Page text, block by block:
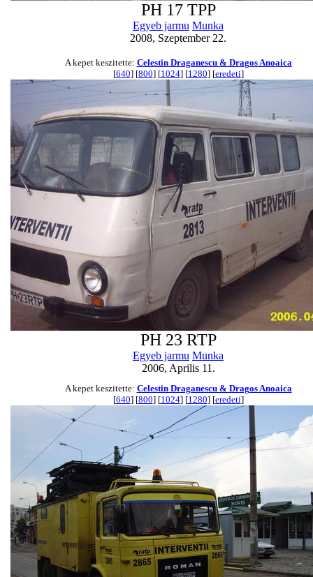
PH 17 TPP
Egyeb jarmu Munka
2008, Szeptember 22.
A kepet keszitette: Celestin Draganescu & Dragos Anoaica
[640] [800] [1024] [1280] [eredeti]
PH 23 RTP
Egyeb jarmu Munka
2006, Aprilis 11.
A kepet keszitette: Celestin Draganescu & Dragos Anoaica
[640] [800] [1024] [1280] [eredeti]